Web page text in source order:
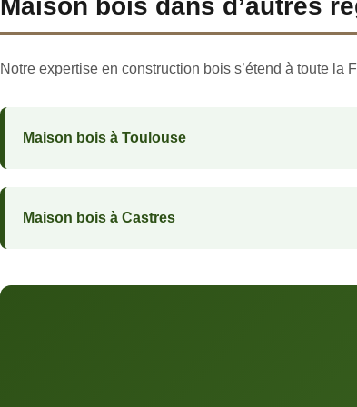
Notre expertise en construction bois s’étend à toute la
Maison bois à Toulouse
Maison bois à Castres